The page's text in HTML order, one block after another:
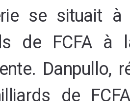
se situait à
de FCFA à
Danpullo,
de